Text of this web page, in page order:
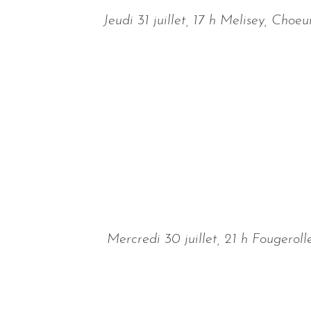
Jeudi 31 juillet, 17 h Melisey,
Mercredi 30 juillet, 21 h